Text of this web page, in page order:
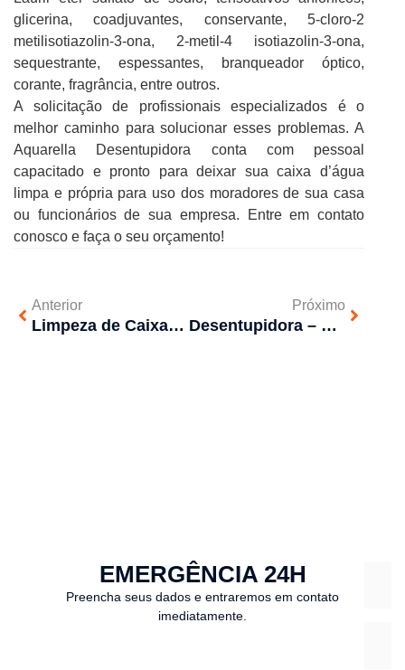
glicerina, coadjuvantes, conservante, 5-cloro-2
metilisotiazolin-3-ona, 2-metil-4 isotiazolin-3-ona,
sequestrante, espessantes, branqueador óptico,
corante, fragrância, entre outros.
A solicitação de profissionais especializados é o
melhor caminho para solucionar esses problemas. A
Aquarella Desentupidora conta com pessoal
capacitado e pronto para deixar sua caixa d’água
limpa e própria para uso dos moradores de sua casa
ou funcionários de sua empresa. Entre em contato
conosco e faça o seu orçamento!
Anterior
Limpeza de Caixa d’água – Saúde preservada
Próximo
Desentupidora – Contrate um serviço qualificado
EMERGÊNCIA 24H
Preencha seus dados e entraremos em contato
imediatamente.